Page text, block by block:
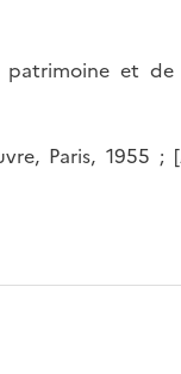
patrimoine et
Paris, 1955 ;